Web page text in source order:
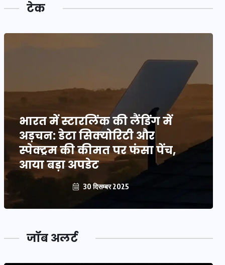
टेक
भारत में स्टारलिंक की लैंडिंग में
अड़चन: डेटा सिक्योरिटी और
स्पेक्ट्रम की कीमत पर फंसा पेंच,
आया बड़ा अपडेट
30 दिसम्बर 2025
जॉब अलर्ट